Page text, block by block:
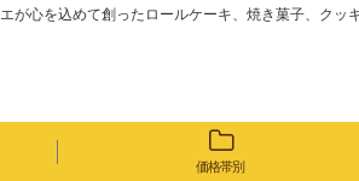
が心を込めて創ったロールケーキ、焼き菓子、クッ
価格帯別